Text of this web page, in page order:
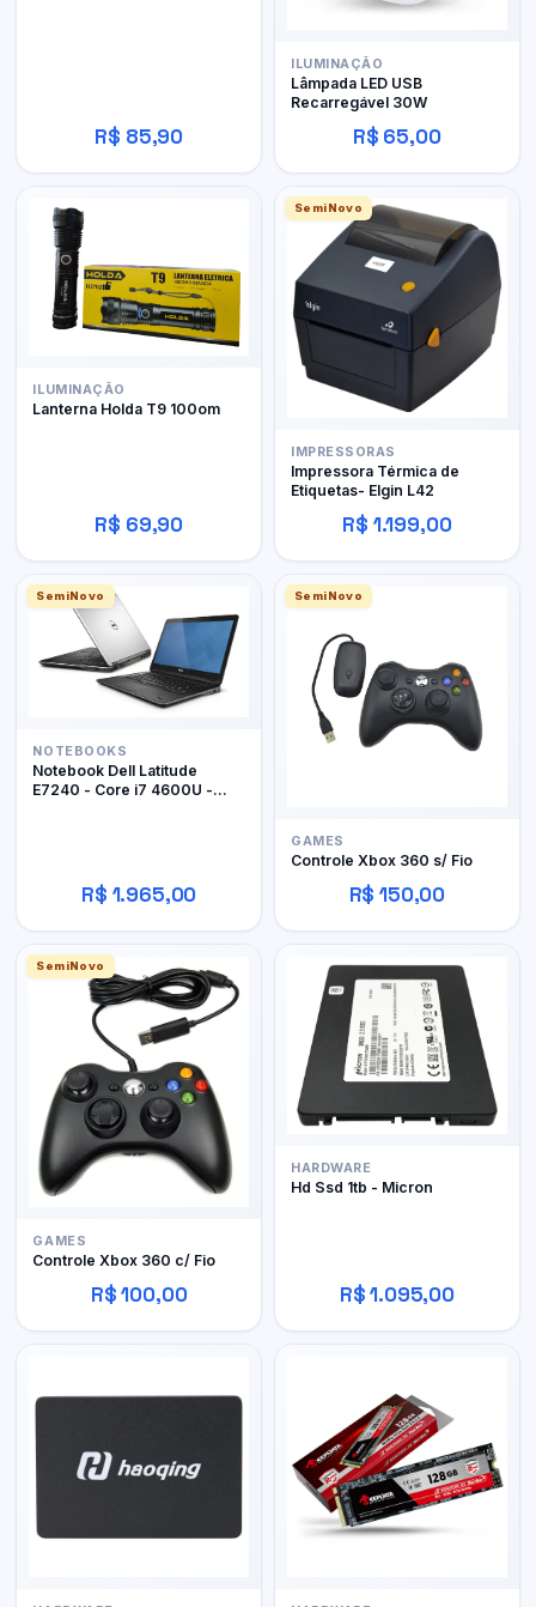
R$ 85,90
ILUMINAÇÃO
Lâmpada LED USB
Recarregável 30W
R$ 65,00
ILUMINAÇÃO
Lanterna Holda T9 100om
R$ 69,90
SemiNovo
IMPRESSORAS
Impressora Térmica de
Etiquetas- Elgin L42
R$ 1.199,00
SemiNovo
NOTEBOOKS
Notebook Dell Latitude
E7240 - Core i7 4600U -
R$ 1.965,00
SemiNovo
GAMES
Controle Xbox 360 s/ Fio
R$ 150,00
SemiNovo
GAMES
Controle Xbox 360 c/ Fio
R$ 100,00
HARDWARE
Hd Ssd 1tb - Micron
R$ 1.095,00